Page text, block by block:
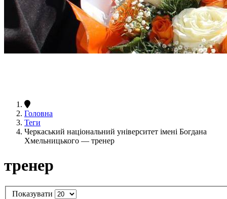
Головна
Теги
Черкаський національний університет імені Богдана
Хмельницького — тренер
тренер
Показувати